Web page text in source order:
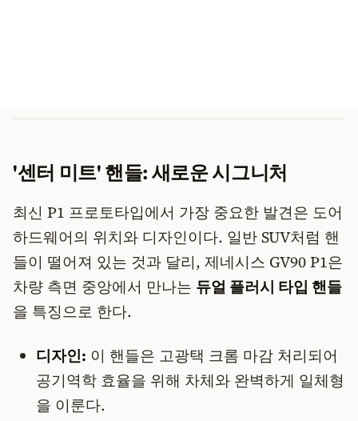
'센터 미트' 핸들: 새로운 시그니처
최신 P1 프로토타입에서 가장 중요한 발견은 도어
하드웨어의 위치와 디자인이다. 일반 SUV처럼 핸
들이 떨어져 있는 것과 달리, 제네시스 GV90 P1은
차량 측면 중앙에서 만나는 듀얼 플러시 타입 핸들
을 특징으로 한다.
디자인: 이 핸들은 고광택 크롬 마감 처리되어
공기역학 효율을 위해 차체와 완벽하게 일체형
을 이룬다.